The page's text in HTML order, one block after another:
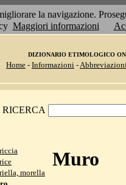
la navigazione.
Maggiori informazioni
DIZIONARIO ETIMOLOGICO
Home - Informazioni -
RICERCA
morella
Muro